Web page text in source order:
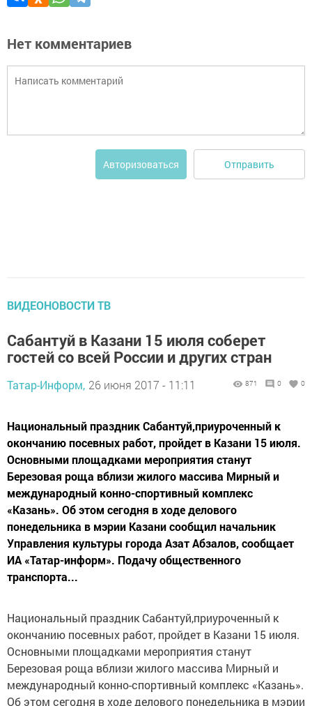
Нет комментариев
Авторизоваться Отправить
ВИДЕОНОВОСТИ ТВ
Сабантуй в Казани 15 июля соберет
гостей со всей России и других стран
Татар-Информ, 26 июня 2017 - 11:11 871 0 0
Национальный праздник Сабантуй,приуроченный к
окончанию посевных работ, пройдет в Казани 15 июля.
Основными площадками мероприятия станут
Березовая роща вблизи жилого массива Мирный и
международный конно-спортивный комплекс
«Казань». Об этом сегодня в ходе делового
понедельника в мэрии Казани сообщил начальник
Управления культуры города Азат Абзалов, сообщает
ИА «Татар-информ». Подачу общественного
транспорта...
Национальный праздник Сабантуй,приуроченный к
окончанию посевных работ, пройдет в Казани 15 июля.
Основными площадками мероприятия станут
Березовая роща вблизи жилого массива Мирный и
международный конно-спортивный комплекс «Казань».
Об этом сегодня в ходе делового понедельника в мэрии